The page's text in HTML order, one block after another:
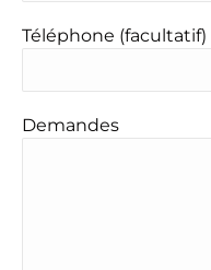
Téléphone (facultatif)
Demandes